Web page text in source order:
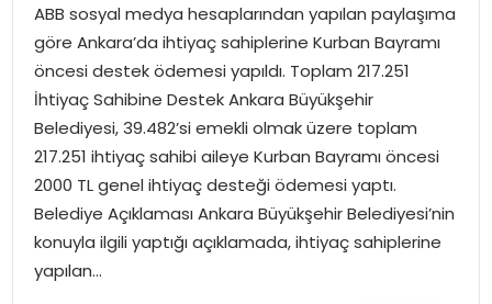
MAGAZIN
SAĞLIK
SOSYAL HABER
ABB sosyal medya hesaplarından yapılan paylaşıma
göre Ankara’da ihtiyaç sahiplerine Kurban Bayramı
öncesi destek ödemesi yapıldı. Toplam 217.251
İhtiyaç Sahibine Destek Ankara Büyükşehir
Belediyesi, 39.482’si emekli olmak üzere toplam
217.251 ihtiyaç sahibi aileye Kurban Bayramı öncesi
2000 TL genel ihtiyaç desteği ödemesi yaptı.
Belediye Açıklaması Ankara Büyükşehir Belediyesi’nin
konuyla ilgili yaptığı açıklamada, ihtiyaç sahiplerine
yapılan…